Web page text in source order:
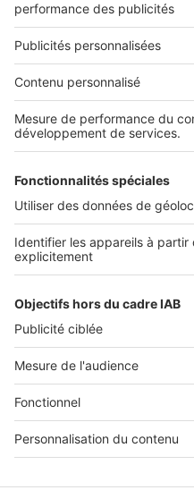
Services pro
Accès client
Informations légales
Politique Générale de
Charte éditeur
Paramétrer mes cookies
Digital Classifieds France